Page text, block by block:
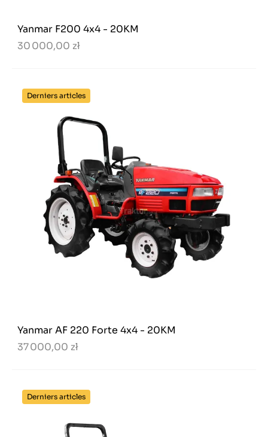
Yanmar F200 4x4 - 20KM
30 000,00 zł
Derniers articles
Yanmar AF 220 Forte 4x4 - 20KM
37 000,00 zł
Derniers articles